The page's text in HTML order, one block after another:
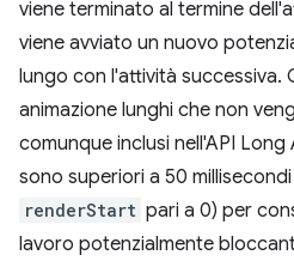
viene terminato al termine
viene avviato un nuovo
lungo con l'attività successiva.
animazione lunghi che non
comunque inclusi nell'API Long
sono superiori a 50
renderStart pari a 0) per
lavoro potenzialmente